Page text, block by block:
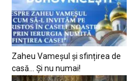
Zaheu Vameșul și sfințirea de
casă… Și nu numai!